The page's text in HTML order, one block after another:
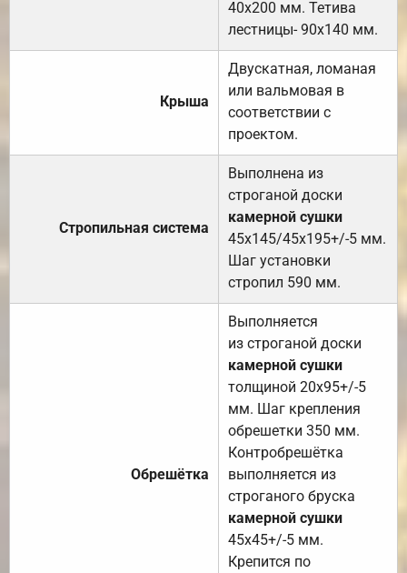
40х200 мм. Тетива
лестницы- 90х140 мм.
Крыша
Двускатная, ломаная
или вальмовая в
соответствии с
проектом.
Стропильная система
Выполнена из
строганой доски
камерной сушки
45х145/45х195+/-5 мм.
Шаг установки
стропил 590 мм.
Обрешётка
Выполняется
из строганой доски
камерной сушки
толщиной 20х95+/-5
мм. Шаг крепления
обрешетки 350 мм.
Контробрешётка
выполняется из
строганого бруска
камерной сушки
45х45+/-5 мм.
Крепится по